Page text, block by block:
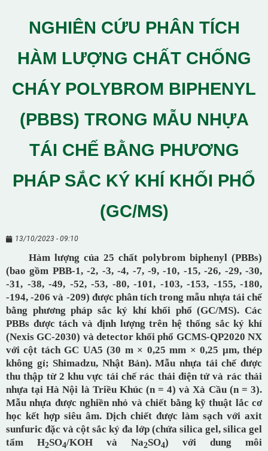
NGHIÊN CỨU PHÂN TÍCH
HÀM LƯỢNG CHẤT CHỐNG
CHÁY POLYBROM BIPHENYL
(PBBS) TRONG MẪU NHỰA
TÁI CHẾ BẰNG PHƯƠNG
PHÁP SẮC KÝ KHÍ KHỐI PHỔ
(GC/MS)
13/10/2023 - 09:10
Hàm lượng của 25 chất polybrom biphenyl (PBBs)
(bao gồm PBB-1, -2, -3, -4, -7, -9, -10, -15, -26, -29, -30,
-31, -38, -49, -52, -53, -80, -101, -103, -153, -155, -180,
-194, -206 và -209) được phân tích trong mẫu nhựa tái chế
bằng phương pháp sắc ký khí khối phổ (GC/MS). Các
PBBs được tách và định lượng trên hệ thống sắc ký khí
(Nexis GC-2030) và detector khối phổ GCMS-QP2020 NX
với cột tách GC UA5 (30 m × 0,25 mm × 0,25 µm, thép
không gỉ; Shimadzu, Nhật Bản). Mẫu nhựa tái chế được
thu thập từ 2 khu vực tái chế rác thải điện tử và rác thải
nhựa tại Hà Nội là Triều Khúc (n = 4) và Xà Cầu (n = 3).
Mẫu nhựa được nghiền nhỏ và chiết bằng kỹ thuật lắc cơ
học kết hợp siêu âm. Dịch chiết được làm sạch với axit
sunfuric đặc và cột sắc ký đa lớp (chứa silica gel, silica gel
tẩm H2SO4/KOH và Na2SO4) với dung môi